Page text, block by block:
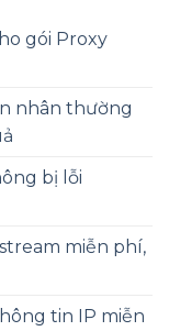
gói Proxy
nhân thường
bị lỗi
miễn phí,
tin IP miễn